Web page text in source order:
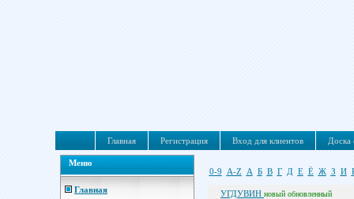
Главная Регистрация Вход для клиентов Доска
Меню
Главная
0-9 A-Z А Б В Г Д Е Ё Ж З И
УГДУВИН новый обновленный